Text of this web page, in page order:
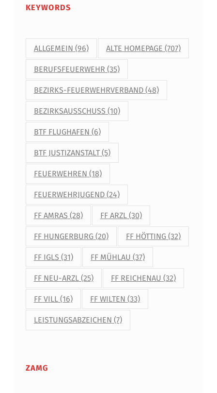
KEYWORDS
ALLGEMEIN (96) ALTE HOMEPAGE (707)
BERUFSFEUERWEHR (35)
BEZIRKS-FEUERWEHRVERBAND(48)
BEZIRKSAUSSCHUSS (10)
BTF FLUGHAFEN (6)
BTF JUSTIZANSTALT(5)
FEUERWEHREN (18)
FEUERWEHRJUGEND(24)
FF AMRAS (28) FF ARZL (30)
FF HUNGERBURG(20) FF HÖTTING (32)
FF IGLS (31) FF MÜHLAU (37)
FF NEU-ARZL(25) FF REICHENAU (32)
FF VILL(16) FF WILTEN (33)
LEISTUNGSABZEICHEN (7)
ZAMG